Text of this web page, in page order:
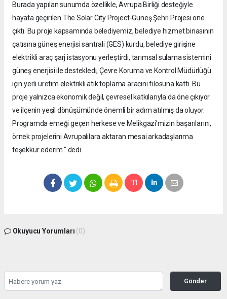
Burada yapılan sunumda özellikle, Avrupa Birliği desteğiyle
hayata geçirilen The Solar City Project-Güneş Şehri Projesi öne
çıktı. Bu proje kapsamında belediyemiz, belediye hizmet binasının
çatısına güneş enerjisi santrali (GES) kurdu, belediye girişine
elektrikli araç şarj istasyonu yerleştirdi, tarımsal sulama sistemini
güneş enerjisi ile destekledi, Çevre Koruma ve Kontrol Müdürlüğü
için yerli üretim elektrikli atık toplama aracını filosuna kattı. Bu
proje yalnızca ekonomik değil, çevresel katkılarıyla da öne çıkıyor
ve ilçenin yeşil dönüşümünde önemli bir adım atılmış da oluyor.
Programda emeği geçen herkese ve Melikgazi’mizin başarılarını,
örnek projelerini Avrupalılara aktaran mesai arkadaşlarıma
teşekkür ederim." dedi.
Okuyucu Yorumları (0)
Gönder